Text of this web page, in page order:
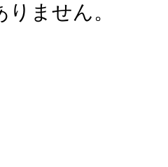
ません。